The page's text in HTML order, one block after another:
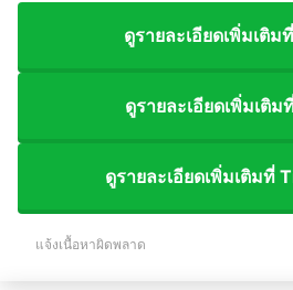
ดูรายละเอียดเพิ่มเติม
ดูรายละเอียดเพิ่มเติม
ดูรายละเอียดเพิ่มเติมที่
แจ้งเนื้อหาผิดพลาด